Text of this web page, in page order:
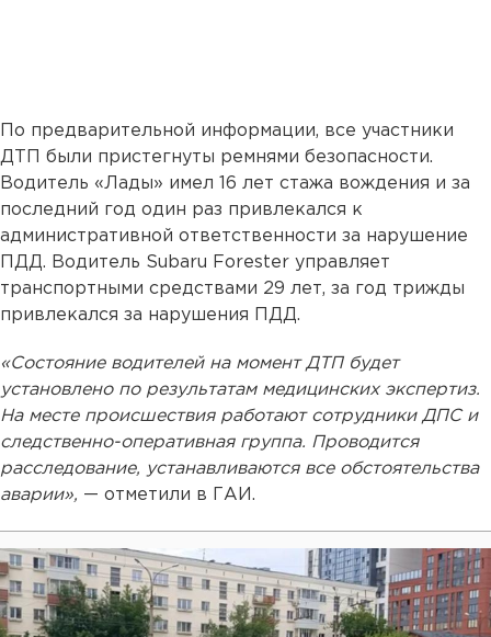
По предварительной информации, все участники
ДТП были пристегнуты ремнями безопасности.
Водитель «Лады» имел 16 лет стажа вождения и за
последний год один раз привлекался к
административной ответственности за нарушение
ПДД. Водитель Subaru Forester управляет
транспортными средствами 29 лет, за год трижды
привлекался за нарушения ПДД.
«Состояние водителей на момент ДТП будет
установлено по результатам медицинских экспертиз.
На месте происшествия работают сотрудники ДПС и
следственно-оперативная группа. Проводится
расследование, устанавливаются все обстоятельства
аварии», — отметили в ГАИ.